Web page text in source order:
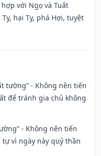
với Ngọ và Tuất
hại Tỵ, phá Hợi, tuyệt
tường” - Không nên tiến
để tránh gia chủ không
- Không nên tiến
vì ngày này quỷ thần